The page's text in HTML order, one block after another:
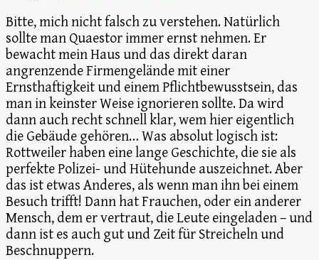
Bitte, mich nicht falsch zu verstehen. Natürlich
sollte man Quaestor immer ernst nehmen. Er
bewacht mein Haus und das direkt daran
angrenzende Firmengelände mit einer
Ernsthaftigkeit und einem Pflichtbewusstsein, das
man in keinster Weise ignorieren sollte. Da wird
dann auch recht schnell klar, wem hier eigentlich
die Gebäude gehören… Was absolut logisch ist:
Rottweiler haben eine lange Geschichte, die sie als
perfekte Polizei- und Hütehunde auszeichnet. Aber
das ist etwas Anderes, als wenn man ihn bei einem
Besuch trifft! Dann hat Frauchen, oder ein anderer
Mensch, dem er vertraut, die Leute eingeladen – und
dann ist es auch gut und Zeit für Streicheln und
Beschnuppern.